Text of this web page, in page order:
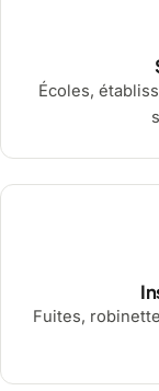
Écoles,
Fuites,